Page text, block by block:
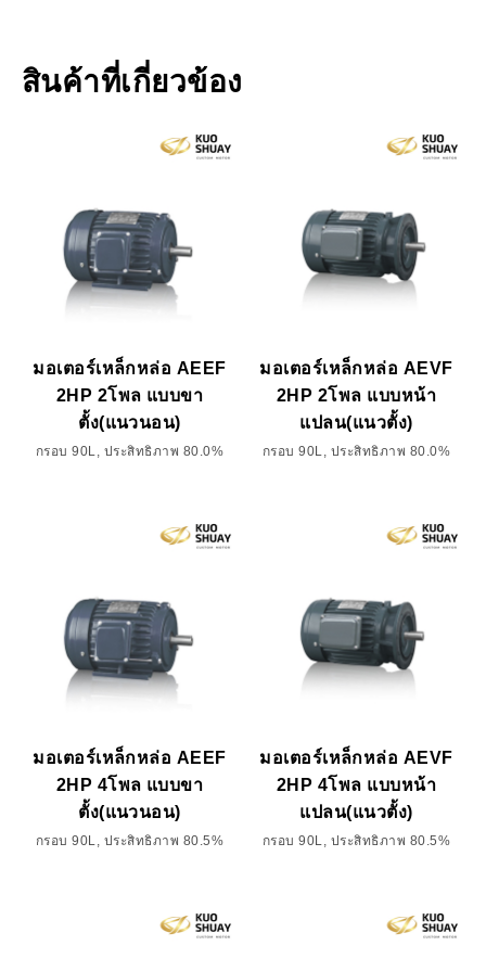
สินค้าที่เกี่ยวข้อง
มอเตอร์เหล็กหล่อ AEEF
2HP 2โพล แบบขา
ตั้ง(แนวนอน)
กรอบ 90L, ประสิทธิภาพ 80.0%
มอเตอร์เหล็กหล่อ AEVF
2HP 2โพล แบบหน้า
แปลน(แนวตั้ง)
กรอบ 90L, ประสิทธิภาพ 80.0%
มอเตอร์เหล็กหล่อ AEEF
2HP 4โพล แบบขา
ตั้ง(แนวนอน)
กรอบ 90L, ประสิทธิภาพ 80.5%
มอเตอร์เหล็กหล่อ AEVF
2HP 4โพล แบบหน้า
แปลน(แนวตั้ง)
กรอบ 90L, ประสิทธิภาพ 80.5%